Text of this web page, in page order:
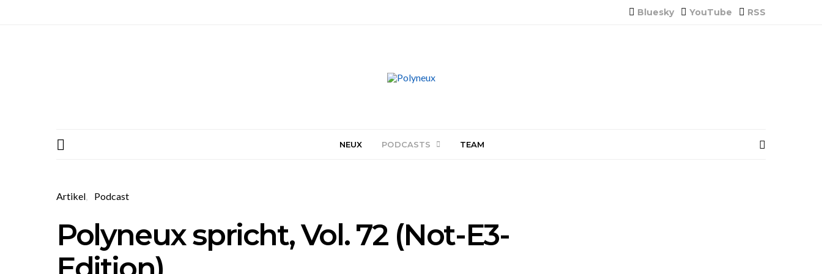
Bluesky YouTube RSS
NEUX PODCASTS TEAM
Artikel Podcast
Polyneux spricht, Vol. 72 (Not-E3-